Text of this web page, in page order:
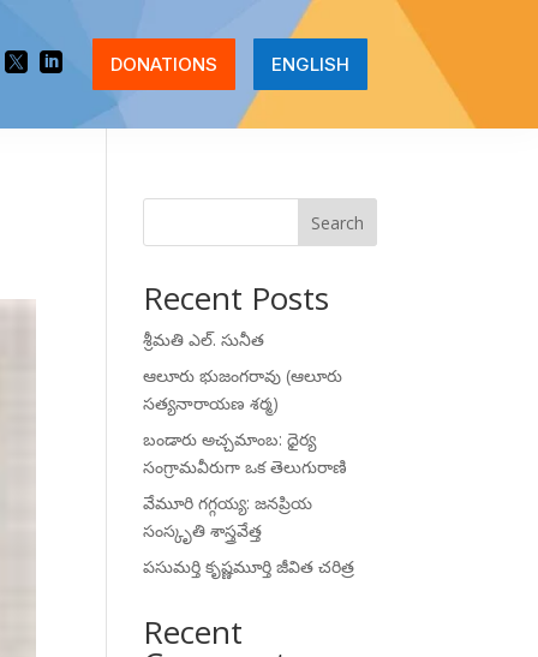
  DONATIONS ENGLISH
Search
Recent Posts
శ్రీమతి ఎల్. సునీత
ఆలూరు భుజంగరావు (ఆలూరు
సత్యనారాయణ శర్మ)
బండారు అచ్చమాంబ: ధైర్య
సంగ్రామవీరుగా ఒక తెలుగురాణి
వేమూరి గగ్గయ్య: జనప్రియ
సంస్కృతి శాస్త్రవేత్త
పసుమర్తి కృష్ణమూర్తి జీవిత చరిత్ర
Recent